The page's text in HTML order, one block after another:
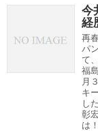
今
経
再
パ
て
福
月
キ
し
彰
は